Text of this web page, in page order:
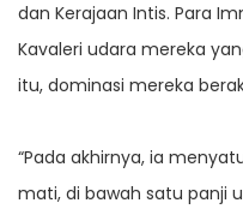
dan Kerajaan Intis. Para
Kavaleri udara mereka
itu, dominasi mereka
“Pada akhirnya, ia
mati, di bawah satu panji